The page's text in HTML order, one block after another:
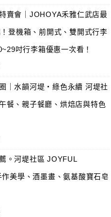
賣會｜JOHOYA禾雅仁武店最
登機箱、前開式、雙開式行李
吋行李箱優惠一次看！
｜水韻河堤‧綠色永續 河堤社
餐、親子餐廳、烘焙店與特色
。河堤社區 JOYFUL
美學、酒墨畫、氨基酸寶石皂